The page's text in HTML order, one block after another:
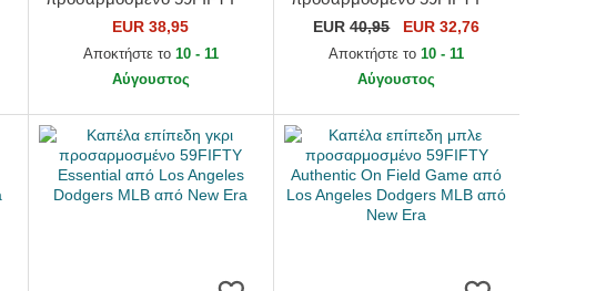
Essential από Los Angeles
Dodgers MLB από New Era
EUR 38,95
Αποκτήστε το 10 - 11
Αύγουστος
Authentic On Field Game
από Chicago White Sox MLB
EUR40,95 EUR 32,76
Αποκτήστε το10 - 11
Αύγουστος